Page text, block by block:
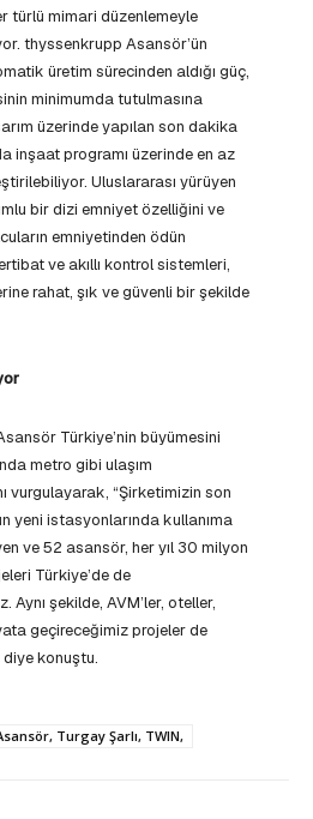
türlü mimari düzenlemeyle
thyssenkrupp Asansör’ün
üretim sürecinden aldığı güç,
minimumda tutulmasına
üzerinde yapılan son dakika
inşaat programı üzerinde en az
Uluslararası yürüyen
bir dizi emniyet özelliğini ve
emniyetinden ödün
ve akıllı kontrol sistemleri,
rahat, şık ve güvenli bir şekilde
Türkiye’nin büyümesini
metro gibi ulaşım
vurgulayarak, “Şirketimizin son
yeni istasyonlarında kullanıma
ve 52 asansör, her yıl 30 milyon
Türkiye’de de
şekilde, AVM’ler, oteller,
geçireceğimiz projeler de
konuştu.
Turgay Şarlı, TWIN,